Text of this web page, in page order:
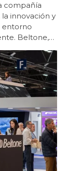
compañía
innovación y
entorno
como uno
audiología
clave
en la edición
y ha
de la
las
de Beltone
conceptual,